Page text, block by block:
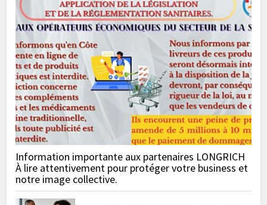
Information importante aux partenaires LONGRICH
À lire attentivement pour protéger votre business et
notre image collective.